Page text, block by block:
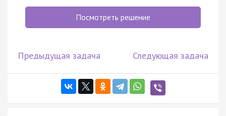
Посмотреть решение
Предыдущая задача Следующая задача